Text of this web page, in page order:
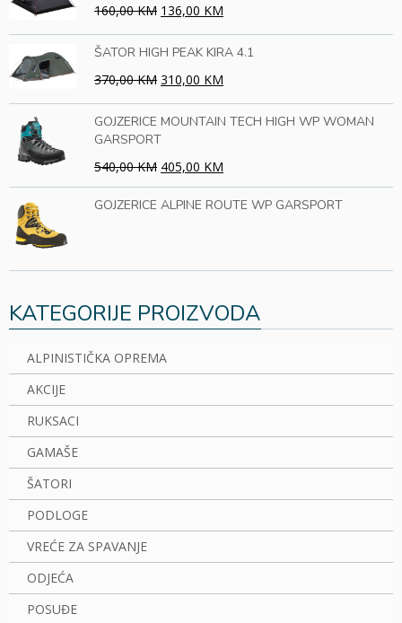
160,00 KM 136,00 KM
ŠATOR HIGH PEAK KIRA 4.1
370,00 KM 310,00 KM
GOJZERICE MOUNTAIN TECH HIGH WP WOMAN
GARSPORT
540,00 KM 405,00 KM
GOJZERICE ALPINE ROUTE WP GARSPORT
KATEGORIJE PROIZVODA
ALPINISTIČKA OPREMA
AKCIJE
RUKSACI
GAMAŠE
ŠATORI
PODLOGE
VREĆE ZA SPAVANJE
ODJEĆA
POSUĐE